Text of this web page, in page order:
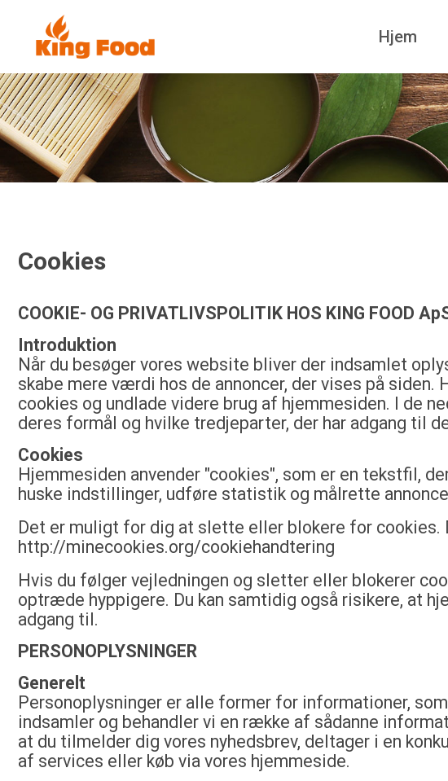
Hjem
Cookies
COOKIE- OG PRIVATLIVSPOLITIK HOS KING FOOD
Introduktion
Når du besøger vores website bliver der indsamlet
skabe mere værdi hos de annoncer, der vises på
cookies og undlade videre brug af hjemmesiden. I de
deres formål og hvilke tredjeparter, der har adgang til
Cookies
Hjemmesiden anvender "cookies", som er en tekstfil,
huske indstillinger, udføre statistik og målrette
Det er muligt for dig at slette eller blokere for cookies.
http://minecookies.org/cookiehandtering
Hvis du følger vejledningen og sletter eller blokerer
optræde hyppigere. Du kan samtidig også risikere, at
adgang til.
PERSONOPLYSNINGER
Generelt
Personoplysninger er alle former for informationer,
indsamler og behandler vi en række af sådanne
at du tilmelder dig vores nyhedsbrev, deltager i en
af services eller køb via vores hjemmeside.